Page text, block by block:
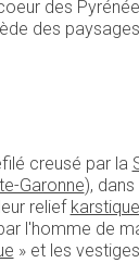
des
des
creusé par la
Garonne),
relief karstique
l'homme de
» et les